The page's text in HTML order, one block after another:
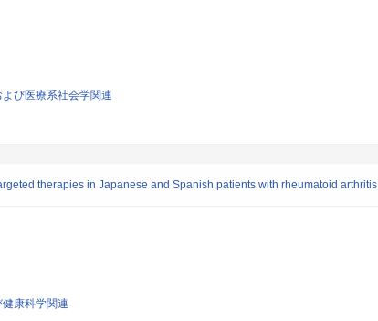
び医療系社会学関連
therapies in Japanese and Spanish patients with rheumatoid arthritis
康科学関連